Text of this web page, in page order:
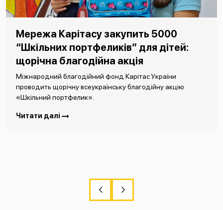
Мережа Карітасу закупить 5000
“Шкільних портфеликів” для дітей:
щорічна благодійна акція
Міжнародний благодійний фонд Карітас України
проводить щорічну всеукраїнську благодійну акцію
«Шкільний портфелик».
Читати далі